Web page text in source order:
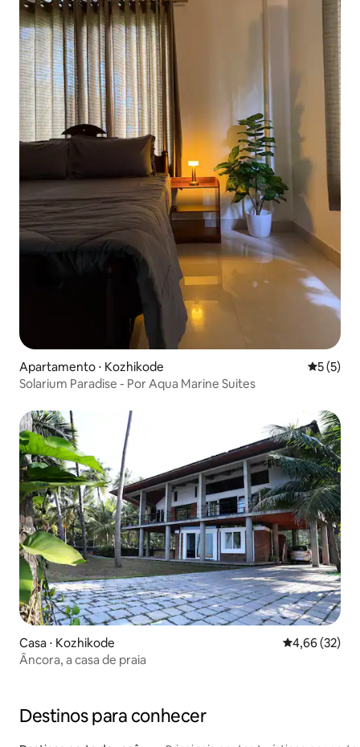
Apartamento ⋅ Kozhikode 5 de
5 (5)
Solarium Paradise - Por Aqua Marine Suites
Casa ⋅ Kozhikode 4,66 de uma
4,66 (32)
Âncora, a casa de praia
Destinos para conhecer